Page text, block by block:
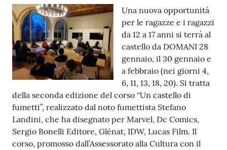
t
a
M
e
t
e
o
Tutti
gli
argomenti...
Contenuto
Una nuova opportunità
per le ragazze e i ragazzi
da 12 a 17 anni si terrà al
castello da DOMANI 28
gennaio, il 30 gennaio e
a febbraio (nei giorni 4,
6, 11, 13, 18, 20). Si tratta
della seconda edizione del corso “Un castello di
fumetti”, realizzato dal noto fumettista Stefano
Landini, che ha disegnato per Marvel, Dc Comics,
Sergio Bonelli Editore, Glénat, IDW, Lucas Film. Il
corso, promosso dall’Assessorato alla Cultura con il